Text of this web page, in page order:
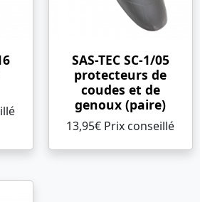
SAS-TEC SC-1/05
protecteurs de
coudes et de
genoux (paire)
13,95€ Prix ​​conseillé